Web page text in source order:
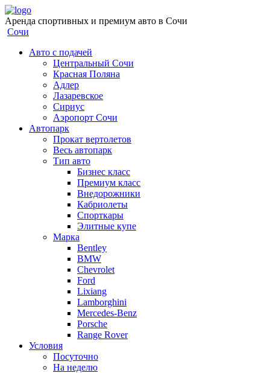
Аренда спортивных и премиум авто в Сочи
Сочи
Авто с подачей
Центральный Сочи
Красная Поляна
Адлер
Лазаревское
Сириус
Аэропорт Сочи
Автопарк
Прокат вертолетов
Весь автопарк
Тип авто
Бизнес класс
Премиум класс
Внедорожники
Кабриолеты
Спорткары
Элитные купе
Марка
Bentley
BMW
Chevrolet
Ford
Lixiang
Lamborghini
Mercedes-Benz
Porsche
Range Rover
Условия
Посуточно
На неделю